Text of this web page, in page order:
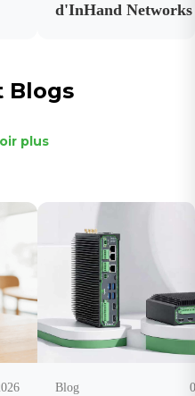
d'InHand
Blogs
plus
Blog